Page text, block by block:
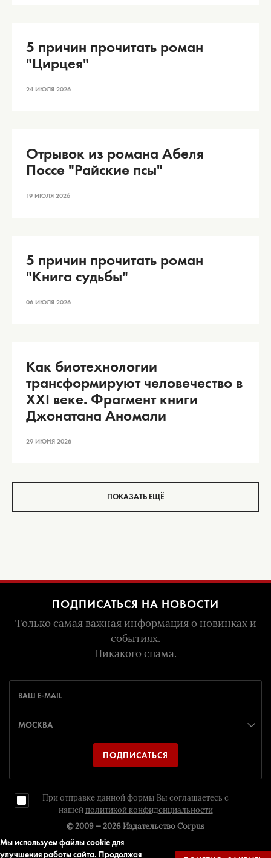
5 причин прочитать роман
"Цирцея"
24 ИЮЛЯ 2026
Отрывок из романа Абеля
Поссе "Райские псы"
19 ИЮЛЯ 2026
5 причин прочитать роман
"Книга судьбы"
06 ИЮЛЯ 2026
Как биотехнологии
трансформируют человечество в
XXI веке. Фрагмент книги
Джонатана Аномали
29 ИЮНЯ 2026
ПОКАЗАТЬ ЕЩЁ
ПОДПИСАТЬСЯ НА НОВОСТИ
Только самая важная информация о новинках и
событиях.
Никакого спама.
ПОДПИСАТЬСЯ
При отправке данной формы Вы соглашаетесь с
нашей политикой конфиденциальности
© 2009 — 2026 Издательство Corpus
Мы используем файлы cookie для
улучшения работы сайта. Продолжая